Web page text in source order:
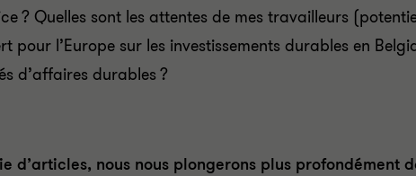
? Quelles sont les attentes de mes travailleurs
pour l’Europe sur les investissements durables en
d’affaires durables ?
d’articles, nous nous plongerons plus profondément